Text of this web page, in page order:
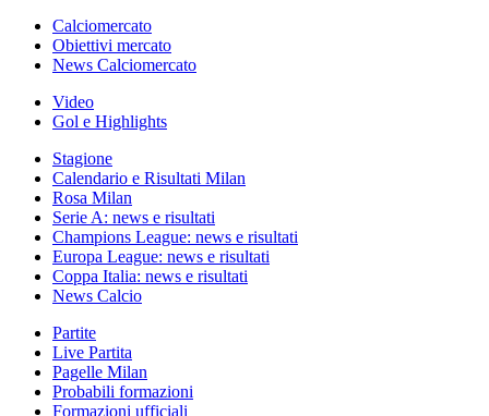
Calciomercato
Obiettivi mercato
News Calciomercato
Video
Gol e Highlights
Stagione
Calendario e Risultati Milan
Rosa Milan
Serie A: news e risultati
Champions League: news e risultati
Europa League: news e risultati
Coppa Italia: news e risultati
News Calcio
Partite
Live Partita
Pagelle Milan
Probabili formazioni
Formazioni ufficiali